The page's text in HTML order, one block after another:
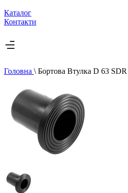
Каталог
Контакти
Головна \ Бортова Втулка D 63 SDR